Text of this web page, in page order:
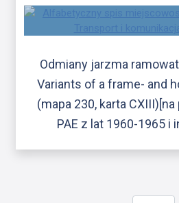
Odmiany jarzma
Variants of a frame- and
(mapa 230, karta
PAE z lat 1960-1965 i